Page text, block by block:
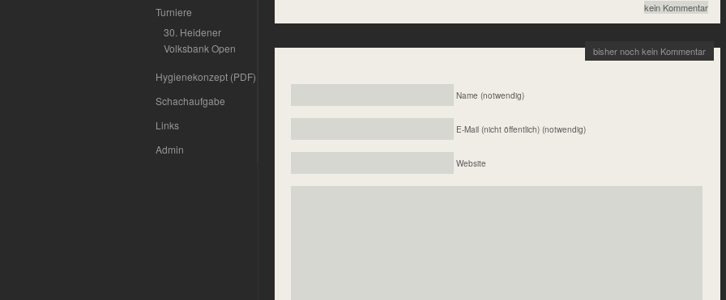
Turniere
30. Heidener
Volksbank Open
Hygienekonzept (PDF)
Schachaufgabe
Links
Admin
kein Kommentar
bisher noch kein Kommentar
Name (notwendig)
E-Mail (nicht öffentlich) (notwendig)
Website